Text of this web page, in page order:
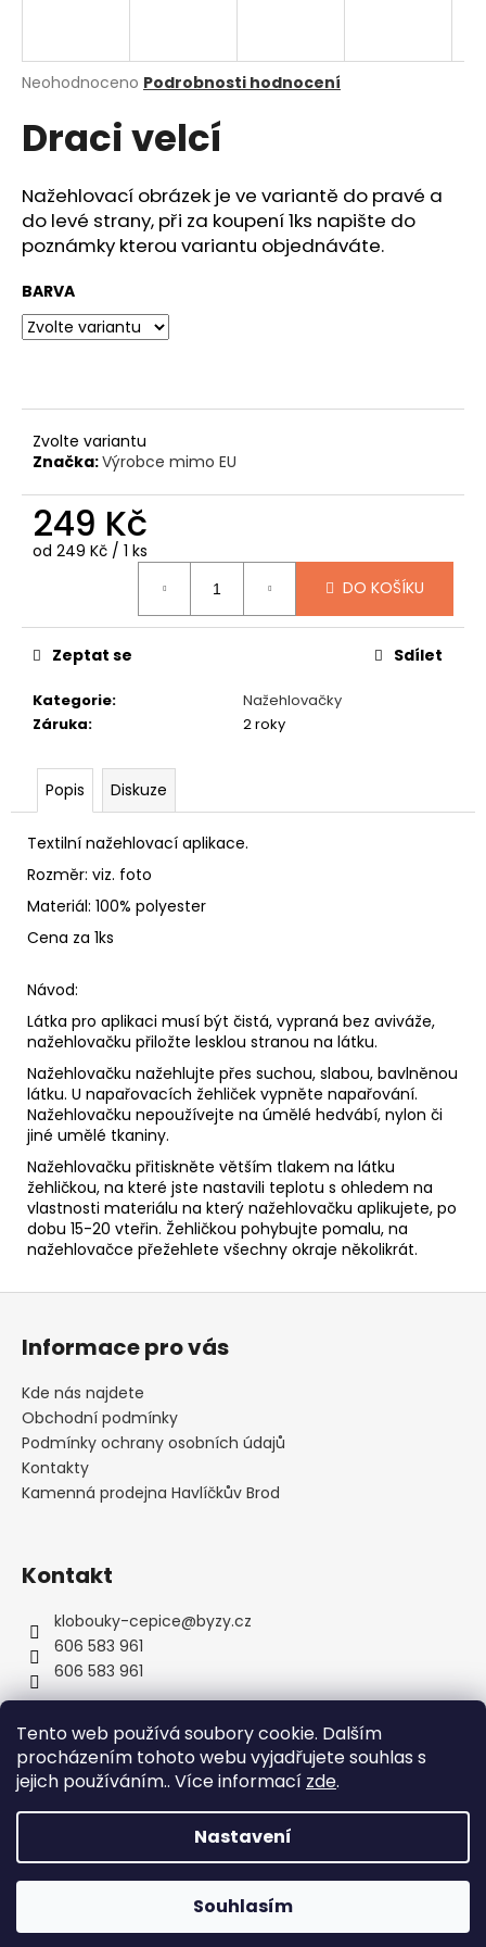
Tento web používá soubory cookie. Dalším
procházením tohoto webu vyjadřujete souhlas s
jejich používáním.. Více informací zde.
Nastavení
Souhlasím
Průměrné
produktu
je
z
5
hvězdiček.
Neohodnoceno Podrobnosti hodnocení
Draci velcí
Nažehlovací obrázek je ve variantě do pravé a
do levé strany, při za koupení 1ks napište do
poznámky kterou variantu objednáváte.
BARVA
Zvolte variantu
Značka:Výrobce mimo EU
249 Kč
Měrná
od 249 Kč / 1 ks
DO KOŠÍKU
Kategorie:
Nažehlovačky
Záruka: 2 roky
Zeptat se Sdílet
Popis Diskuze
Textilní nažehlovací aplikace.
Rozměr: viz. foto
Materiál: 100% polyester
Cena za 1ks
Návod:
Látka pro aplikaci musí být čistá, vypraná bez aviváže,
nažehlovačku přiložte lesklou stranou na látku.
Nažehlovačku nažehlujte přes suchou, slabou, bavlněnou
látku. U napařovacích žehliček vypněte napařování.
Nažehlovačku nepoužívejte na úmělé hedvábí, nylon či
jiné umělé tkaniny.
Nažehlovačku přitiskněte větším tlakem na látku
žehličkou, na které jste nastavili teplotu s ohledem na
vlastnosti materiálu na který nažehlovačku aplikujete, po
dobu 15-20 vteřin. Žehličkou pohybujte pomalu, na
nažehlovačce přežehlete všechny okraje několikrát.
j
í
?
HLEDAT
D
o
u
č
u
e
FLEECOVÉ
NÁKRČNÍKY
125
Z
Informace pro vás
Kde nás najdete
Obchodní podmínky
Podmínky ochrany osobních údajů
Kontakty
Kamenná prodejna Havlíčkův Brod
Kontakt
klobouky-cepice@byzy.cz
606 583 961
606 583 961
Copyright 2026byzyhats. Všechna práva vyhrazena.
Upravit nastavení cookies